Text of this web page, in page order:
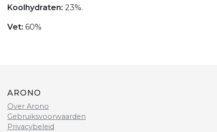
Koolhydraten: 23%.
Vet: 60%
ARONO
Over Arono
Gebruiksvoorwaarden
Privacybeleid